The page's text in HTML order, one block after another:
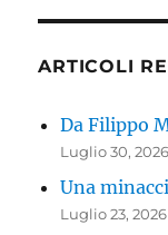
ARTICOLI
Da Filippo
Luglio 30, 2026
Una
Luglio 23, 2026